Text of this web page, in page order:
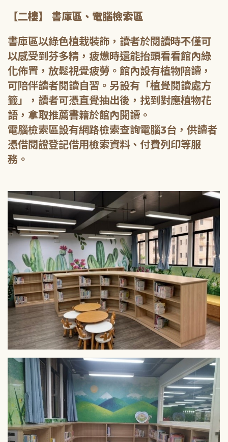
【二樓】 書庫區、電腦檢索區
書庫區以綠色植栽裝飾，讀者於閱讀時不僅可
以感受到芬多精，疲憊時還能抬頭看看館內綠
化佈置，放鬆視覺疲勞。館內設有植物陪讀，
可陪伴讀者閱讀自習。另設有「植覺閱讀處方
籤」，讀者可憑直覺抽出後，找到對應植物花
語，拿取推薦書籍於館內閱讀。
電腦檢索區設有網路檢索查詢電腦3台，供讀者
憑借閱證登記借用檢索資料、付費列印等服
務。